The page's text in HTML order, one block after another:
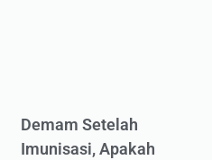
Demam Setelah
Imunisasi, Apakah